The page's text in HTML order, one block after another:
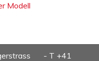
Modell
- T +41